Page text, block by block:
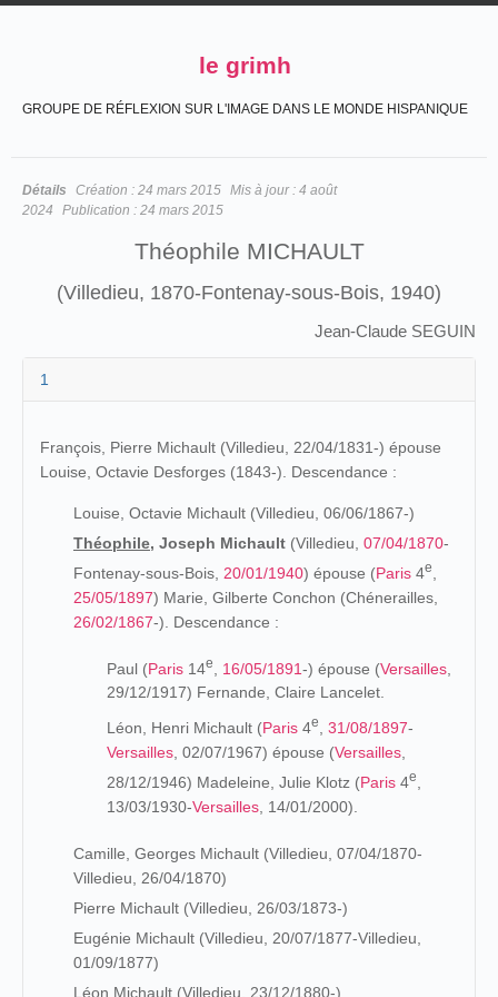
le grimh
GROUPE DE RÉFLEXION SUR L'IMAGE DANS LE MONDE HISPANIQUE
Détails Création : 24 mars 2015 Mis à jour : 4 août
2024
Publication : 24 mars 2015
Théophile MICHAULT
(Villedieu, 1870-Fontenay-sous-Bois, 1940)
Jean-Claude SEGUIN
1
François, Pierre Michault (Villedieu, 22/04/1831-) épouse
Louise, Octavie Desforges (1843-). Descendance :
Louise, Octavie Michault (Villedieu, 06/06/1867-)
Théophile, Joseph Michault (Villedieu, 07/04/1870-
Fontenay-sous-Bois, 20/01/1940) épouse (Paris 4e
25/05/1897) Marie, Gilberte Conchon (Chénerailles,
26/02/1867-). Descendance :
Paul (Paris 14e 16/05/1891-) épouse (Versailles
29/12/1917) Fernande, Claire Lancelet.
Léon, Henri Michault (Paris 4e 31/08/1897-
Versailles , 02/07/1967) épouse (Versailles
28/12/1946) Madeleine, Julie Klotz (Paris 4e
13/03/1930-Versailles , 14/01/2000).
Camille, Georges Michault (Villedieu, 07/04/1870-
Villedieu, 26/04/1870)
Pierre Michault (Villedieu, 26/03/1873-)
Eugénie Michault (Villedieu, 20/07/1877-Villedieu,
01/09/1877)
Léon Michault (Villedieu, 23/12/1880-)